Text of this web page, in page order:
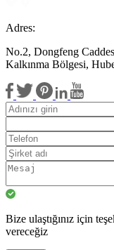
Adres:
No.2, Dongfeng
Kalkınma Bölgesi,
Bize ulaştığınız için
vereceğiz